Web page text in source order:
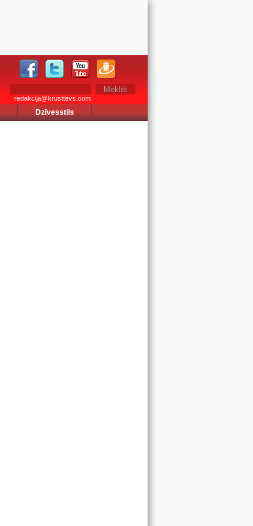
redakcija@krusttevs.com
Dzīvesstils